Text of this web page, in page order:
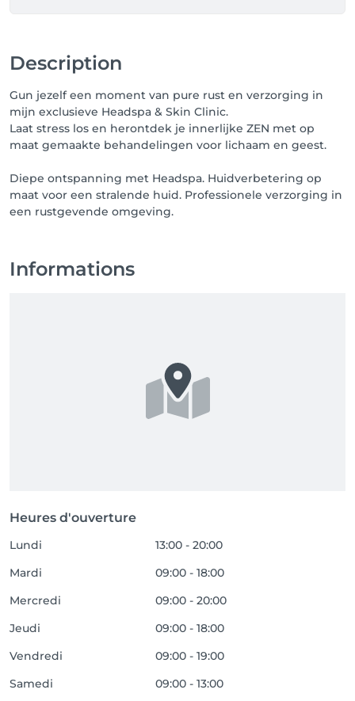
Description
Gun jezelf een moment van pure rust en verzorging in
mijn exclusieve Headspa & Skin Clinic.
Laat stress los en herontdek je innerlijke ZEN met op
maat gemaakte behandelingen voor lichaam en geest.
Diepe ontspanning met Headspa. Huidverbetering op
maat voor een stralende huid. Professionele verzorging in
een rustgevende omgeving.
Informations
Heures d'ouverture
Lundi
13:00 - 20:00
Mardi
09:00 - 18:00
Mercredi
09:00 - 20:00
Jeudi
09:00 - 18:00
Vendredi
09:00 - 19:00
Samedi
09:00 - 13:00